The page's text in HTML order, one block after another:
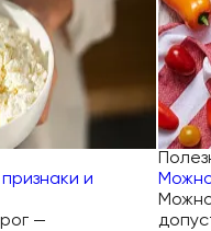
и
—